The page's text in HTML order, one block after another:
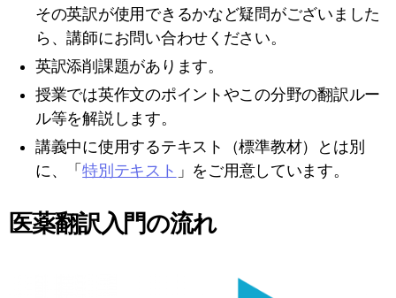
その英訳が使用できるかなど疑問がございました
ら、講師にお問い合わせください。
英訳添削課題があります。
授業では英作文のポイントやこの分野の翻訳ルー
ル等を解説します。
講義中に使用するテキスト（標準教材）とは別
に、「特別テキスト 」をご用意しています。
医薬翻訳入門の流れ